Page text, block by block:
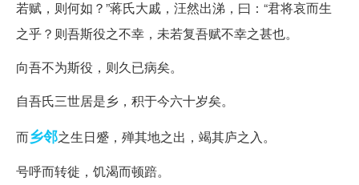
若赋，则何如？”蒋氏大戚，汪然出涕，曰：“君将哀而生
之乎？则吾斯役之不幸，未若复吾赋不幸之甚也。
向吾不为斯役，则久已病矣。
自吾氏三世居是乡，积于今六十岁矣。
而乡邻之生日蹙，殚其地之出，竭其庐之入。
号呼而转徙，饥渴而顿踣。